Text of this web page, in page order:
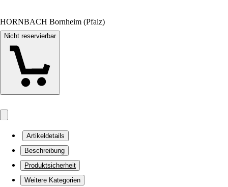
HORNBACH Bornheim (Pfalz)
Nicht reservierbar
Artikeldetails
Beschreibung
Produktsicherheit
Weitere Kategorien